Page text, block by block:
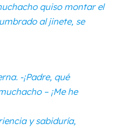
quiso montar el
al jinete, se
-¡Padre, qué
– ¡Me he
y sabiduría,